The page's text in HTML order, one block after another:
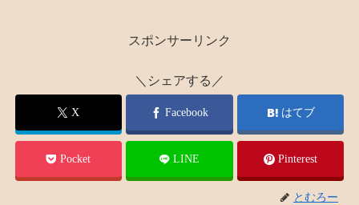
スポンサーリンク
＼シェアする／
X Facebook はてブ
Pocket LINE Pinterest
とむろー